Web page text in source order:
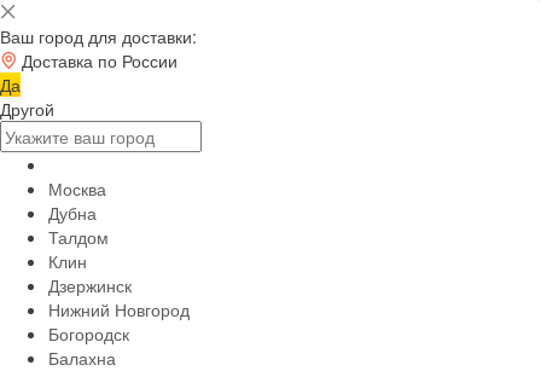
Ваш город для доставки:
Доставка по России
Да
Другой
Москва
Дубна
Талдом
Клин
Дзержинск
Нижний Новгород
Богородск
Балахна